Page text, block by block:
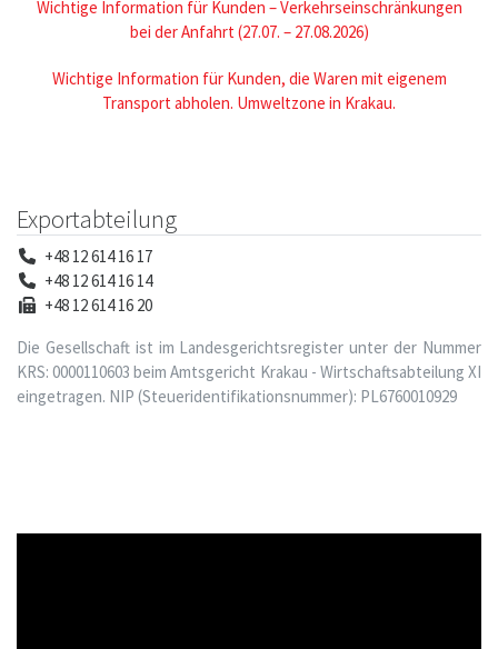
Wichtige Information für Kunden – Verkehrseinschränkungen
bei der Anfahrt (27.07. – 27.08.2026)
Wichtige Information für Kunden, die Waren mit eigenem
Transport abholen. Umweltzone in Krakau.
Exportabteilung
+48 12 614 16 17
+48 12 614 16 14
+48 12 614 16 20
Die Gesellschaft ist im Landesgerichtsregister unter der Nummer
KRS: 0000110603 beim Amtsgericht Krakau - Wirtschaftsabteilung XI
eingetragen. NIP (Steueridentifikationsnummer): PL6760010929